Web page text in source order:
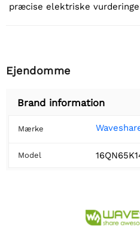
præcise elektriske
Ejendomme
Brand information
Mærke
Model